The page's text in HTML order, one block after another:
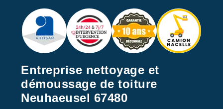
Entreprise nettoyage et
démoussage de toiture
Neuhaeusel 67480